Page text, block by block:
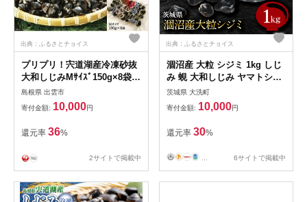
出典：ふるさとチョイス
プリプリ！宍道湖産冷凍砂抜
大和しじみMｻｲｽﾞ150g×8袋
【1-025】
島根県 出雲市
寄付金額: 10,000円
還元率 36%
2サイトで掲載中
出典：ふるさとチョイス
涸沼産 大粒 シジミ 1kg しじ
み 蜆 大和しじみ ヤマトシジ
ミ 大玉 冷蔵 味噌汁 スープ
魚貝類 貝 オルニチン コハク
酸 魚介類
茨城県 大洗町
寄付金額: 10,000円
還元率 30%
6サイトで掲載中